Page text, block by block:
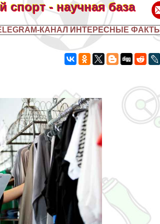
спорт - научная база
КАНАЛ ИНТЕРЕСНЫЕ ФАКТЫ